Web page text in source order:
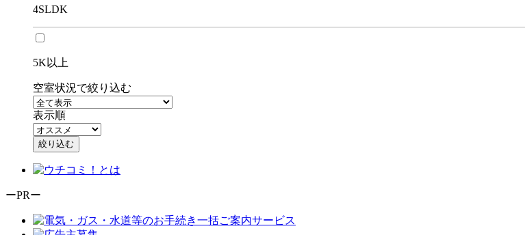
4SLDK
5K以上
空室状況で絞り込む
表示順
絞り込む
ーPRー